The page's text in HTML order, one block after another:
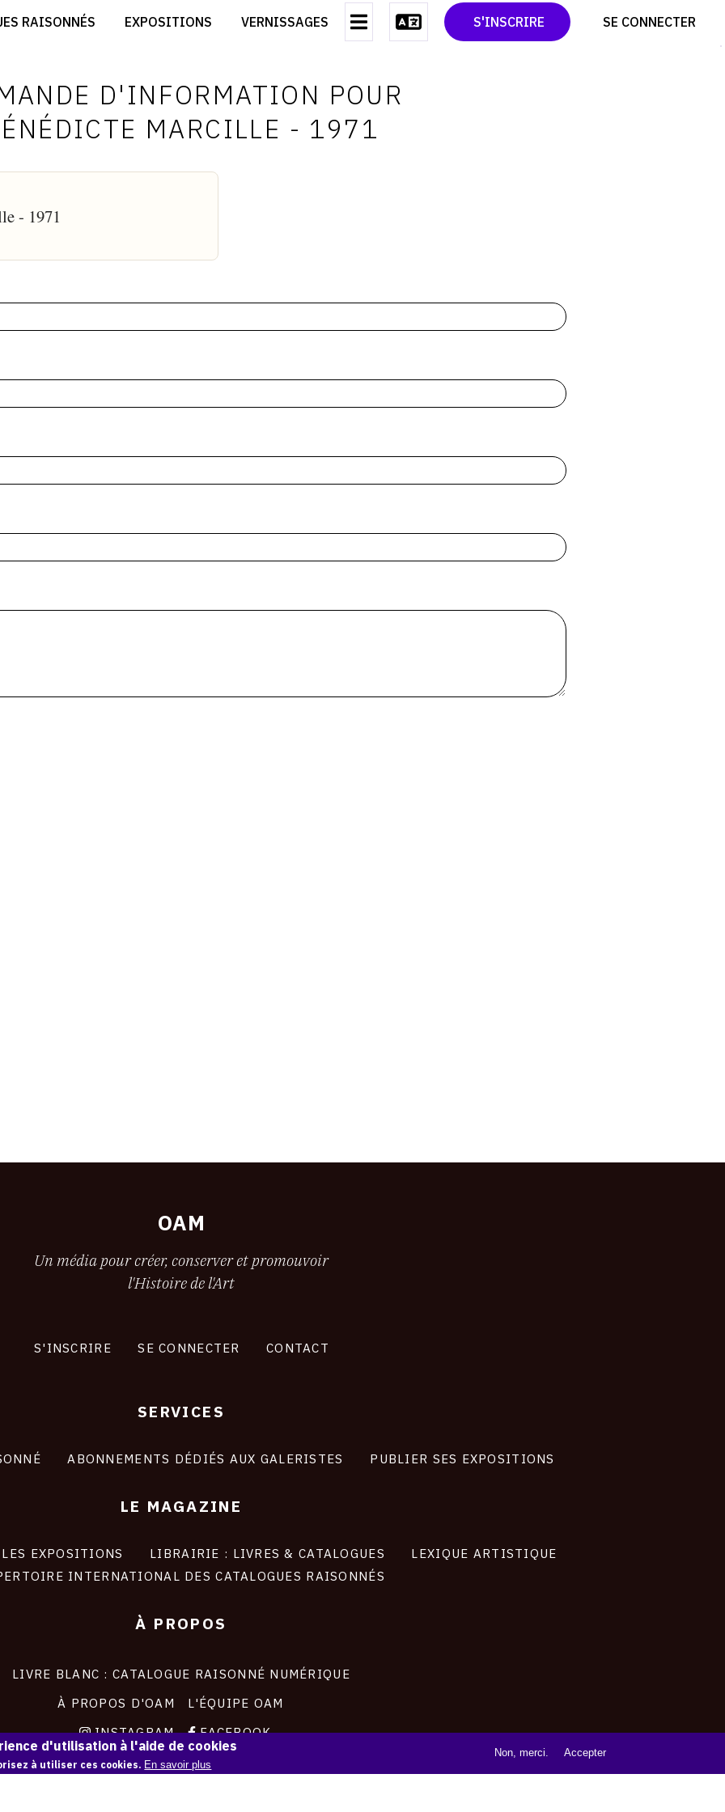
RAISONNÉS EXPOSITIONS VERNISSAGES S'INSCRIRE SE CONNECTER
CRÉER SON CATALOGUE D'EXPO
DEVENIR CONTRIBUTEUR
CONTACT
CGU
TWITTER
PINTEREST
D'INFORMATION POUR
MARCILLE - 1971
- 1971
OAM
Un média pour créer, conserver et promouvoir
l'Histoire de l'Art
S'INSCRIRE SE CONNECTER CONTACT
SERVICES
ABONNEMENTS DÉDIÉS AUX GALERISTES PUBLIER SES EXPOSITIONS
LE MAGAZINE
LES EXPOSITIONS LIBRAIRIE : LIVRES & CATALOGUES
LEXIQUE ARTISTIQUE
INTERNATIONAL DES CATALOGUES RAISONNÉS
À PROPOS
LIVRE BLANC : CATALOGUE RAISONNÉ NUMÉRIQUE
À PROPOS D'OAM
L'ÉQUIPE OAM
INSTAGRAM
FACEBOOK
CGU
CGV
d'utilisation à l'aide de cookies
à utiliser ces cookies. En savoir plus
Non, merci. Accepter